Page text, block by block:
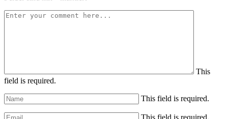
This
field is required.
This field is required.